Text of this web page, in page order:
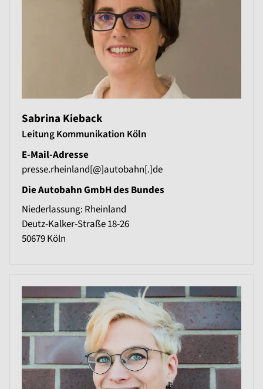
Sabrina Kieback
Leitung Kommunikation Köln
E-Mail-Adresse
presse.rheinland[@]autobahn[.]de
Die Autobahn GmbH des Bundes
Niederlassung: Rheinland
Deutz-Kalker-Straße 18-26
50679Köln